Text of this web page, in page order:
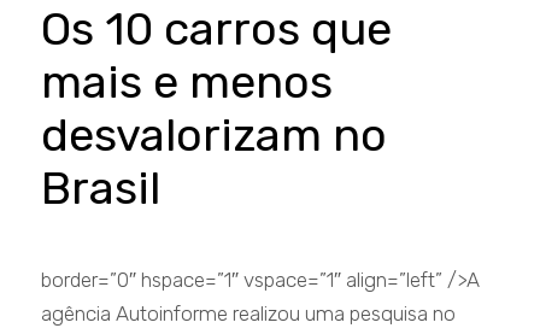
Os 10 carros que
mais e menos
desvalorizam no
Brasil
border=”0″ hspace=”1″ vspace=”1″ align=”left” />A
agência Autoinforme realizou uma pesquisa no